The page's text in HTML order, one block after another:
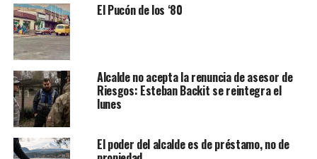
El Pucón de los ‘80
Alcalde no acepta la renuncia de asesor de
Riesgos: Esteban Backit se reintegra el
lunes
El poder del alcalde es de préstamo, no de